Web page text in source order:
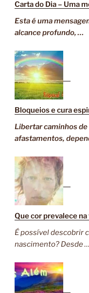
Carta do Dia – Uma
Esta é uma
alcance profundo, …
Bloqueios e cura
Libertar caminhos
afastamentos,
Que cor prevalece na
É possível descobrir
nascimento? Desde …